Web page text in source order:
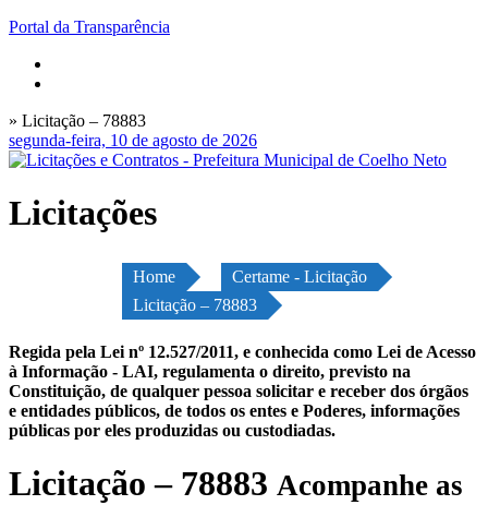
Portal da Transparência
» Licitação – 78883
segunda-feira, 10 de agosto de 2026
Licitações
Home
Certame - Licitação
Licitação – 78883
Regida pela Lei nº 12.527/2011, e conhecida como Lei de Acesso
à Informação - LAI, regulamenta o direito, previsto na
Constituição, de qualquer pessoa solicitar e receber dos órgãos
e entidades públicos, de todos os entes e Poderes, informações
públicas por eles produzidas ou custodiadas.
Licitação – 78883 Acompanhe as